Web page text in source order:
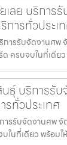
เลย บริการ
การทั่วประเ
การรับจัดงานศพ
ด ครบจบในที่เดีย
ธุ์ บริการรั
รทั่วประเทศ
รรับจัดงานศพ จั
ในที่เดียว พร้อมใ